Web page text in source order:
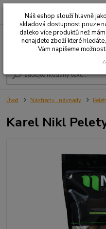
+420 732 707 573
Úvod Nástrahy , návnady
Karel Nikl
Náš eshop slouží hlavně
skladová dostupnost pouze
daleko více produktů než
nenajdete zboží které
Vám napíšeme